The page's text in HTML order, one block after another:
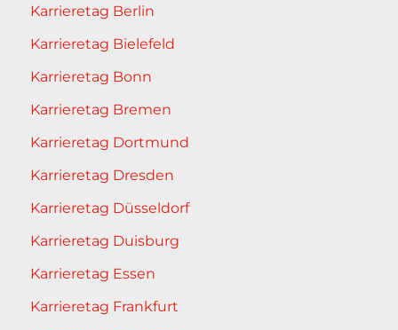
Karrieretag Berlin
Karrieretag Bielefeld
Karrieretag Bonn
Karrieretag Bremen
Karrieretag Dortmund
Karrieretag Dresden
Karrieretag Düsseldorf
Karrieretag Duisburg
Karrieretag Essen
Karrieretag Frankfurt